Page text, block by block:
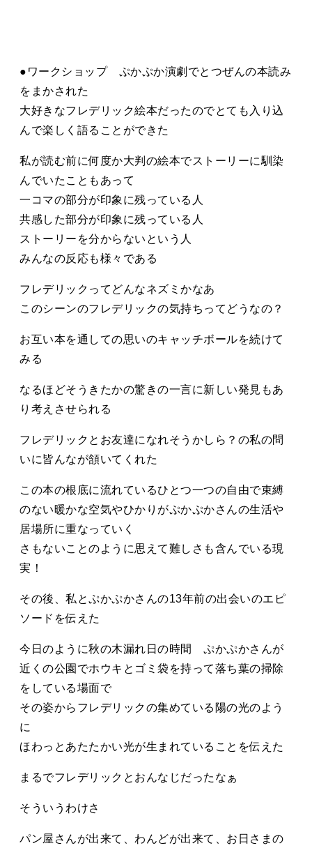
●ワークショップ ぷかぷか演劇でとつぜんの本読み
をまかされた
大好きなフレデリック絵本だったのでとても入り込
んで楽しく語ることができた
私が読む前に何度か大判の絵本でストーリーに馴染
んでいたこともあって
一コマの部分が印象に残っている人
共感した部分が印象に残っている人
ストーリーを分からないという人
みんなの反応も様々である
フレデリックってどんなネズミかなあ
このシーンのフレデリックの気持ちってどうなの？
お互い本を通しての思いのキャッチボールを続けて
みる
なるほどそうきたかの驚きの一言に新しい発見もあ
り考えさせられる
フレデリックとお友達になれそうかしら？の私の問
いに皆んなが頷いてくれた
この本の根底に流れているひとつ一つの自由で束縛
のない暖かな空気やひかりがぷかぷかさんの生活や
居場所に重なっていく
さもないことのように思えて難しさも含んでいる現
実！
その後、私とぷかぷかさんの13年前の出会いのエピ
ソードを伝えた
今日のように秋の木漏れ日の時間 ぷかぷかさんが
近くの公園でホウキとゴミ袋を持って落ち葉の掃除
をしている場面で
その姿からフレデリックの集めている陽の光のよう
に
ほわっとあたたかい光が生まれていることを伝えた
まるでフレデリックとおんなじだったなぁ
そういうわけさ
パン屋さんが出来て、わんどが出来て、お日さまの